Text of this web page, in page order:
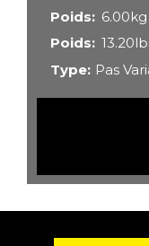
Poids
6.00kg
Poids
Type Pas